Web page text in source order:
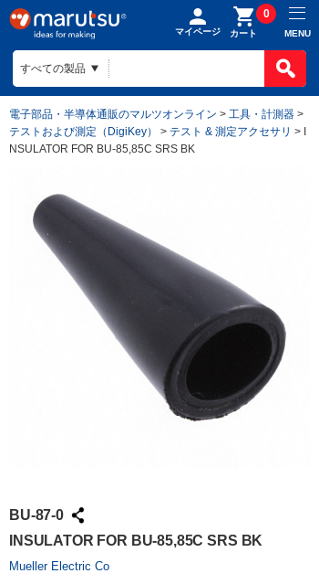
マイページ カート
0
MENU
電子部品・半導体通販のマルツオンライン > 工具・計測器 >
テストおよび測定（DigiKey）
> テスト & 測定アクセサリ > I
NSULATOR FOR BU-85,85C SRS BK
BU-87-0
INSULATOR FOR BU-85,85C SRS BK
Mueller Electric Co